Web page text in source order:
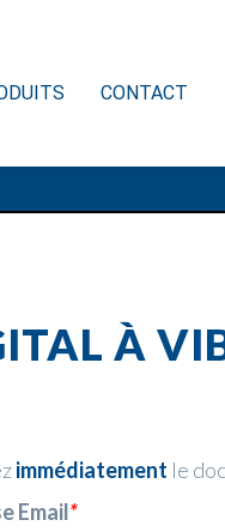
CONTACT
À
immédiatement le
Email*